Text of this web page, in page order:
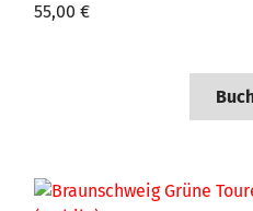
55,00 €